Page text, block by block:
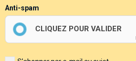
Anti-spam
CLIQUEZ POUR VALIDER